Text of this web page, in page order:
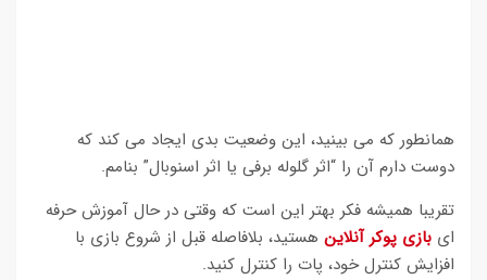
همانطور که می بینید، این وضعیت بدی ایجاد می کند که
دوست دارم آن را “اثر گلوله برفی یا اثر اسنوبال” بنامم.
تقریبا همیشه فکر بهتر این است که وقتی در حال آموزش حرفه
ای بازی پوکر آنلاین هستید، بلافاصله قبل از شروع بازی با
افزایش کنترل خود، پات را کنترل کنید.